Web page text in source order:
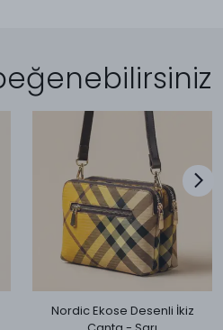
Nordic Ekose Desenli İkiz